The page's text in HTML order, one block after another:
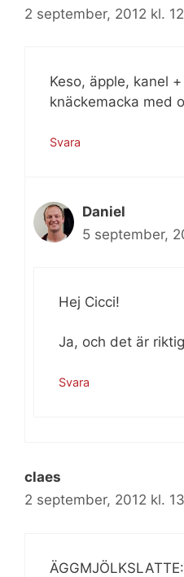
2 september, 2012 kl.
Keso, äpple, kanel
knäckemacka med
Svara
Daniel
5 september,
Hej Cicci!
Ja, och det är
Svara
claes
2 september, 2012 kl.
ÄGGMJÖLKSLATTE: